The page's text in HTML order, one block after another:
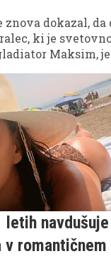
znova dokazal,
ki je
Maksim,
Tokrat se
kjer bo
letih
v